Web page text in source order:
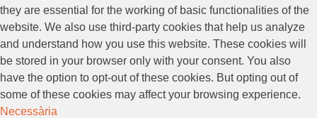
they are essential for the working of basic functionalities of the
website. We also use third-party cookies that help us analyze
and understand how you use this website. These cookies will
be stored in your browser only with your consent. You also
have the option to opt-out of these cookies. But opting out of
some of these cookies may affect your browsing experience.
Necessària